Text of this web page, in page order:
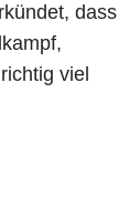
dass
viel